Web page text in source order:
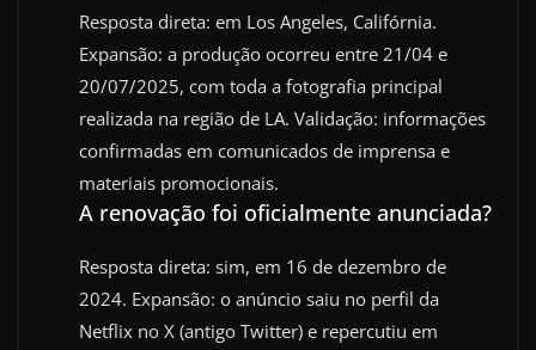
Resposta direta: em Los Angeles, Califórnia.
Expansão: a produção ocorreu entre 21/04 e
20/07/2025, com toda a fotografia principal
realizada na região de LA. Validação: informações
confirmadas em comunicados de imprensa e
materiais promocionais.
A renovação foi oficialmente anunciada?
Resposta direta: sim, em 16 de dezembro de
2024. Expansão: o anúncio saiu no perfil da
Netflix no X (antigo Twitter) e repercutiu em